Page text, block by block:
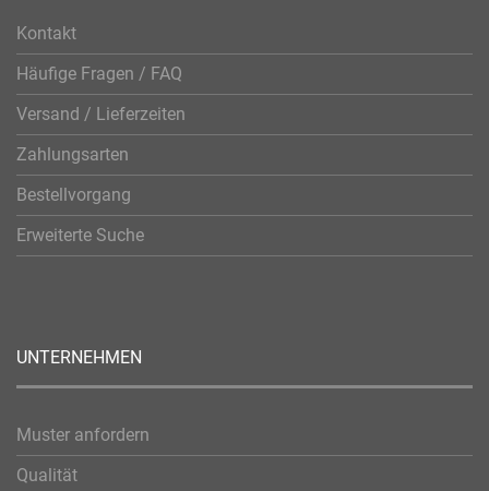
Kontakt
Häufige Fragen / FAQ
Versand / Lieferzeiten
Zahlungsarten
Bestellvorgang
Erweiterte Suche
UNTERNEHMEN
Muster anfordern
Qualität